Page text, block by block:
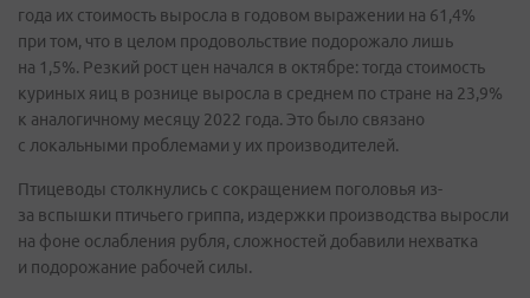
года их стоимость выросла в годовом выражении на 61,4%
при том, что в целом продовольствие подорожало лишь
на 1,5%. Резкий рост цен начался в октябре: тогда стоимость
куриных яиц в рознице выросла в среднем по стране на 23,9%
к аналогичному месяцу 2022 года. Это было связано
с локальными проблемами у их производителей.
Птицеводы столкнулись с сокращением поголовья из-
за вспышки птичьего гриппа, издержки производства выросли
на фоне ослабления рубля, сложностей добавили нехватка
и подорожание рабочей силы.